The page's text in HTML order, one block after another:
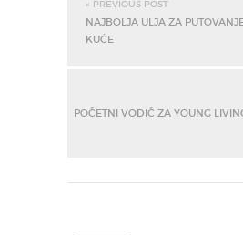
« PREVIOUS POST
NAJBOLJA ULJA ZA
KUĆE
POČETNI VODIČ ZA YOUNG